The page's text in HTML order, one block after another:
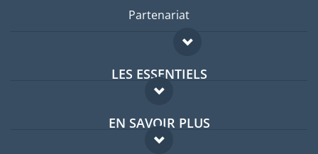
Partenariat
LES ESSENTIELS
Forum expatriés
Guides pays
EN SAVOIR PLUS
FAQ